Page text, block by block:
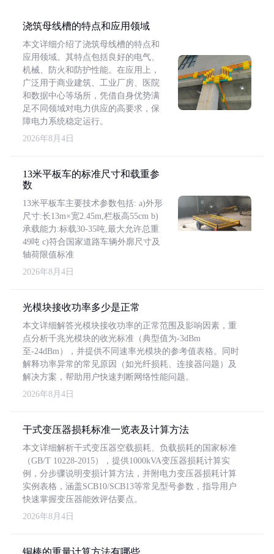
浇筑母线槽的特点和应用领域
本文详细介绍了浇筑母线槽的特点和
应用领域。其特点包括良好的电气、
机械、防火和防护性能。在应用上，
广泛用于商业建筑、工业厂房、医院
和数据中心等场所，凭借自身优势满
足不同领域对电力供应的高要求，保
障电力系统稳定运行。
2026年8月4日
13米平板车的标准尺寸和载重参
数
13米平板车主要技术参数包括: a)外形
尺寸:长13m×宽2.45m,栏板高55cm b)
承载能力:标载30-35吨,最大允许总重
49吨 c)符合国家道路车辆外廓尺寸及
轴荷限值标准
2026年8月4日
光模块接收功率多少是正常
本文详细解答光模块接收功率的正常范围及影响因素，重
点分析千兆光模块的收光标准（典型值为-3dBm
至-24dBm），并提供不同速率光模块的参考值表格。同时
解释功率异常的常见原因（如光纤损耗、连接器问题）及
解决方案，帮助用户快速判断网络性能问题。
2026年8月4日
干式变压器损耗标准一览表及计算方法
本文详细解析干式变压器空载损耗、负载损耗的国家标准
（GB/T 10228-2015），提供1000kVA变压器损耗计算实
例，分步骤说明变损计算方法，并附电力变压器损耗计算
实例表格，涵盖SCB10/SCB13等常见型号参数，指导用户
快速掌握变压器能效评估要点。
2026年8月4日
铜棒的重量计算方法有哪些